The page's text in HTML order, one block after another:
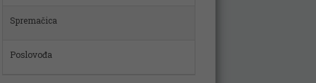
Poslovođa
Skladištar (m)